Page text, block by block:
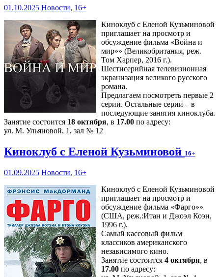
01.10.2025 Новости, 16+
Киноклуб с Еленой Кузьминовой
приглашает на просмотр и
обсуждение фильма «Война и
мир»» (Великобритания, реж.
Том Харпер, 2016 г.).
Шестисерийная телевизионная
экранизация великого русского
романа.
Предлагаем посмотреть первые 2
серии. Остальные серии – в
последующие занятия киноклуба.
Занятие состоится 18 октября, в 17.00 по адресу:
ул. М. Ульяновой, 1, зал № 12
Киноклуб с Еленой Кузьминовой 16+
01.09.2025 Новости, 16+
Киноклуб с Еленой Кузьминовой
приглашает на просмотр и
обсуждение фильма «Фарго»»
(США, реж.:Итан и Джоэл Коэн,
1996 г.).
Самый кассовый фильм
классиков американского
независимого кино.
Занятие состоится 4 октября, в
17.00 по адресу: